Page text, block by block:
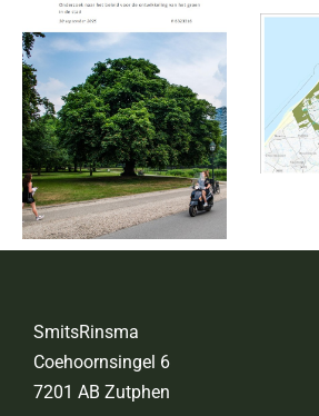
SmitsRinsma
Coehoornsingel 6
7201 AB Zutphen